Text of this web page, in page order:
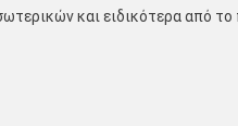
και ειδικότερα από το